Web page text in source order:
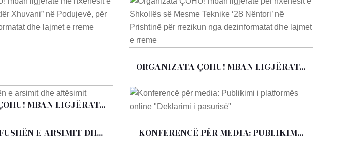
MBAN LIGJËRAT...
ORGANIZATA ÇOHU! MBAN LIGJËRAT...
E ARSIMIT DH... KONFERENCË PËR MEDIA: PUBLIKIM...